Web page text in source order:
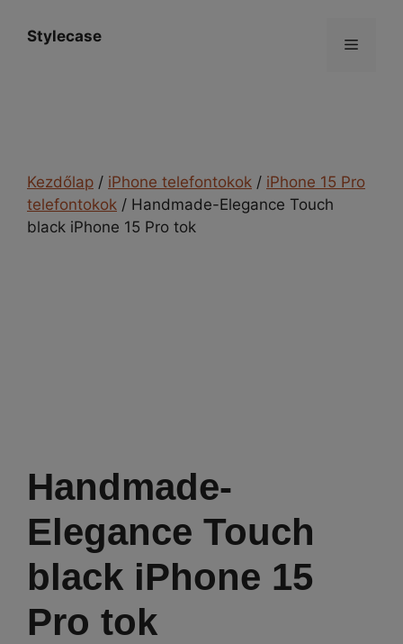
Stylecase Menü
Kezdőlap / iPhone telefontokok / iPhone 15 Pro
telefontokok / Handmade-Elegance Touch
black iPhone 15 Pro tok
Handmade-
Elegance Touch
black iPhone 15
Pro tok